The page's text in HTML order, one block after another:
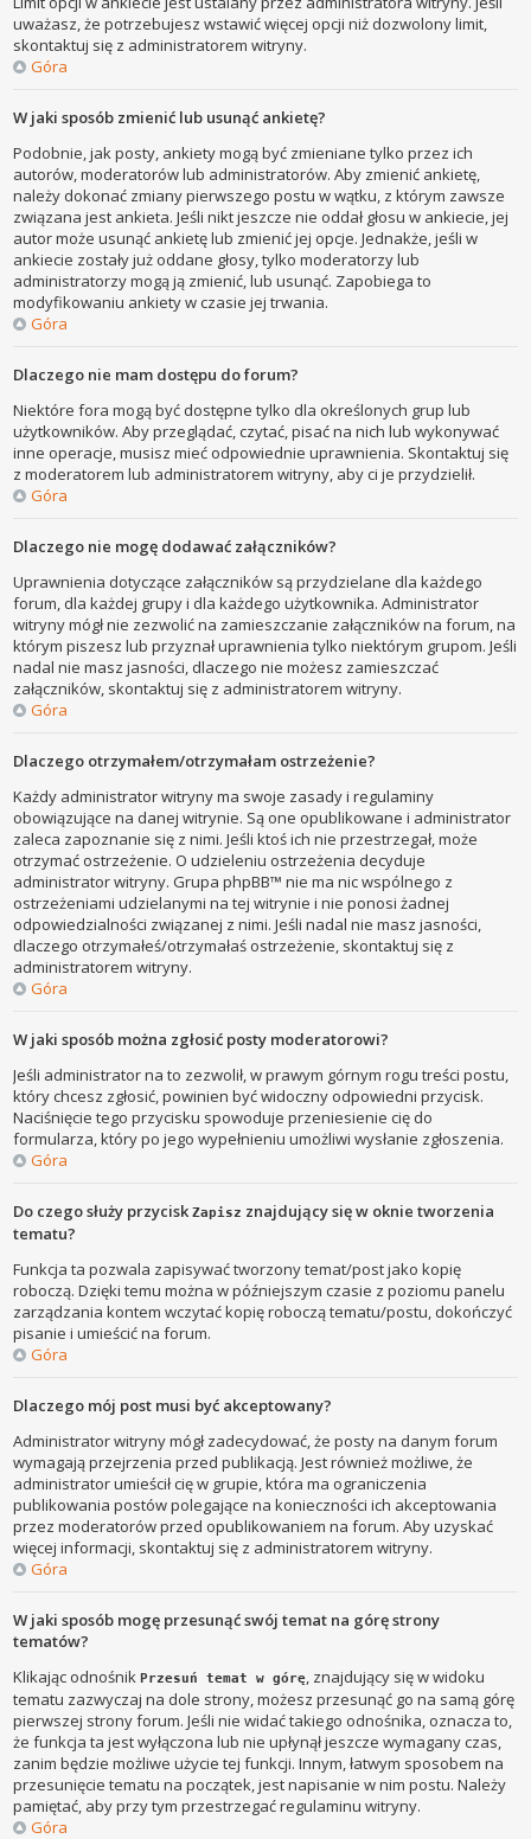
uważasz, że potrzebujesz wstawić więcej opcji niż dozwolony limit,
skontaktuj się z administratorem witryny.
Góra
W jaki sposób zmienić lub usunąć ankietę?
Podobnie, jak posty, ankiety mogą być zmieniane tylko przez ich
autorów, moderatorów lub administratorów. Aby zmienić ankietę,
należy dokonać zmiany pierwszego postu w wątku, z którym zawsze
związana jest ankieta. Jeśli nikt jeszcze nie oddał głosu w ankiecie, jej
autor może usunąć ankietę lub zmienić jej opcje. Jednakże, jeśli w
ankiecie zostały już oddane głosy, tylko moderatorzy lub
administratorzy mogą ją zmienić, lub usunąć. Zapobiega to
modyfikowaniu ankiety w czasie jej trwania.
Góra
Dlaczego nie mam dostępu do forum?
Niektóre fora mogą być dostępne tylko dla określonych grup lub
użytkowników. Aby przeglądać, czytać, pisać na nich lub wykonywać
inne operacje, musisz mieć odpowiednie uprawnienia. Skontaktuj się
z moderatorem lub administratorem witryny, aby ci je przydzielił.
Góra
Dlaczego nie mogę dodawać załączników?
Uprawnienia dotyczące załączników są przydzielane dla każdego
forum, dla każdej grupy i dla każdego użytkownika. Administrator
witryny mógł nie zezwolić na zamieszczanie załączników na forum, na
którym piszesz lub przyznał uprawnienia tylko niektórym grupom. Jeśli
nadal nie masz jasności, dlaczego nie możesz zamieszczać
załączników, skontaktuj się z administratorem witryny.
Góra
Dlaczego otrzymałem/otrzymałam ostrzeżenie?
Każdy administrator witryny ma swoje zasady i regulaminy
obowiązujące na danej witrynie. Są one opublikowane i administrator
zaleca zapoznanie się z nimi. Jeśli ktoś ich nie przestrzegał, może
otrzymać ostrzeżenie. O udzieleniu ostrzeżenia decyduje
administrator witryny. Grupa phpBB™ nie ma nic wspólnego z
ostrzeżeniami udzielanymi na tej witrynie i nie ponosi żadnej
odpowiedzialności związanej z nimi. Jeśli nadal nie masz jasności,
dlaczego otrzymałeś/otrzymałaś ostrzeżenie, skontaktuj się z
administratorem witryny.
Góra
W jaki sposób można zgłosić posty moderatorowi?
Jeśli administrator na to zezwolił, w prawym górnym rogu treści postu,
który chcesz zgłosić, powinien być widoczny odpowiedni przycisk.
Naciśnięcie tego przycisku spowoduje przeniesienie cię do
formularza, który po jego wypełnieniu umożliwi wysłanie zgłoszenia.
Góra
Do czego służy przyciskZapisz znajdujący się w oknie tworzenia
tematu?
Funkcja ta pozwala zapisywać tworzony temat/post jako kopię
roboczą. Dzięki temu można w późniejszym czasie z poziomu panelu
zarządzania kontem wczytać kopię roboczą tematu/postu, dokończyć
pisanie i umieścić na forum.
Góra
Dlaczego mój post musi być akceptowany?
Administrator witryny mógł zadecydować, że posty na danym forum
wymagają przejrzenia przed publikacją. Jest również możliwe, że
administrator umieścił cię w grupie, która ma ograniczenia
publikowania postów polegające na konieczności ich akceptowania
przez moderatorów przed opublikowaniem na forum. Aby uzyskać
więcej informacji, skontaktuj się z administratorem witryny.
Góra
W jaki sposób mogę przesunąć swój temat na górę strony
tematów?
Klikając odnośnikPrzesuń temat w górę, znajdujący się w widoku
tematu zazwyczaj na dole strony, możesz przesunąć go na samą górę
pierwszej strony forum. Jeśli nie widać takiego odnośnika, oznacza to,
że funkcja ta jest wyłączona lub nie upłynął jeszcze wymagany czas,
zanim będzie możliwe użycie tej funkcji. Innym, łatwym sposobem na
przesunięcie tematu na początek, jest napisanie w nim postu. Należy
pamiętać, aby przy tym przestrzegać regulaminu witryny.
Góra